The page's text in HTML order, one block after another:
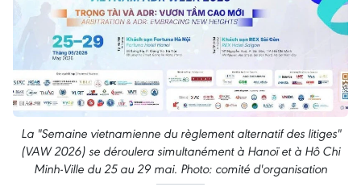
La "Semaine vietnamienne du règlement alternatif des litiges"
(VAW 2026) se déroulera simultanément à Hanoï et à Hô Chi
Minh-Ville du 25 au 29 mai. Photo: comité d'organisation